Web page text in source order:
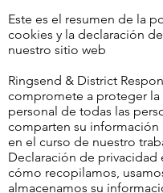
Este es el resumen de la
cookies y la declaración
nuestro sitio web
Ringsend & District
compromete a proteger
personal de todas las
comparten su información
en el curso de nuestro
Declaración de privacidad
cómo recopilamos,
almacenamos su